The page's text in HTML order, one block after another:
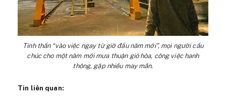
Tinh thần “vào việc ngay từ giờ đầu năm mới”, mọi người cầu
chúc cho một năm mới mưa thuận gió hòa, công việc hanh
thông, gặp nhiều may mắn.
Tin liên quan: